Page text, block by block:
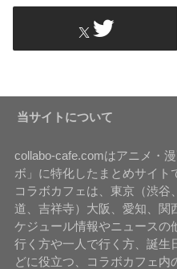
当サイトについて
collabo-cafe.comはアニメ・
ボ」に特化したまとめサイト
コラボカフェは、東京（渋谷
道、吉祥寺）大阪、愛知、関
ケジュール情報やニュース
行く方や一人で行く方、誕生
どに役立つ、コラボカフェ内